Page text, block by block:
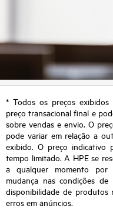
* Todos os preços
preço transacional final e
sobre vendas e envio. O
pode variar em relação a
exibido. O preço indicativo
tempo limitado. A HPE se
a qualquer momento por
mudança nas condições
disponibilidade de
erros em anúncios.